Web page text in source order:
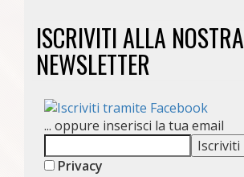
ISCRIVITI ALLA NOSTRA
NEWSLETTER
... oppure inserisci la tua email
Privacy